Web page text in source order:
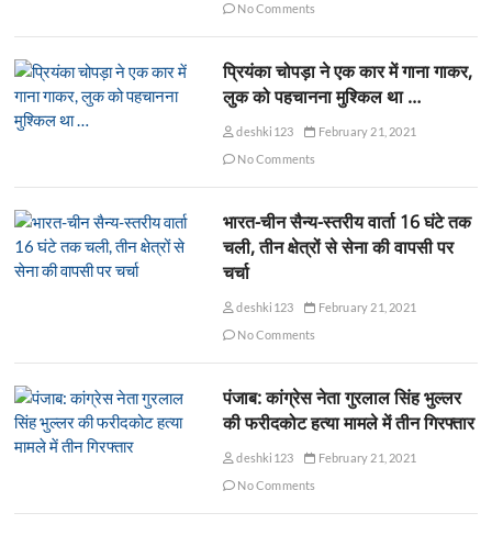
No Comments
प्रियंका चोपड़ा ने एक कार में गाना गाकर,
लुक को पहचानना मुश्किल था …
deshki123
February 21, 2021
No Comments
भारत-चीन सैन्य-स्तरीय वार्ता 16 घंटे तक
चली, तीन क्षेत्रों से सेना की वापसी पर
चर्चा
deshki123
February 21, 2021
No Comments
पंजाब: कांग्रेस नेता गुरलाल सिंह भुल्लर
की फरीदकोट हत्या मामले में तीन गिरफ्तार
deshki123
February 21, 2021
No Comments